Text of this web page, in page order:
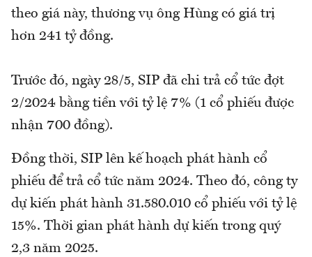
theo giá này, thương vụ ông Hùng có giá trị
hơn 241 tỷ đồng.
Trước đó, ngày 28/5, SIP đã chi trả cổ tức đợt
2/2024 bằng tiền với tỷ lệ 7% (1 cổ phiếu được
nhận 700 đồng).
Đồng thời, SIP lên kế hoạch phát hành cổ
phiếu để trả cổ tức năm 2024. Theo đó, công ty
dự kiến phát hành 31.580.010 cổ phiếu với tỷ lệ
15%. Thời gian phát hành dự kiến trong quý
2,3 năm 2025.